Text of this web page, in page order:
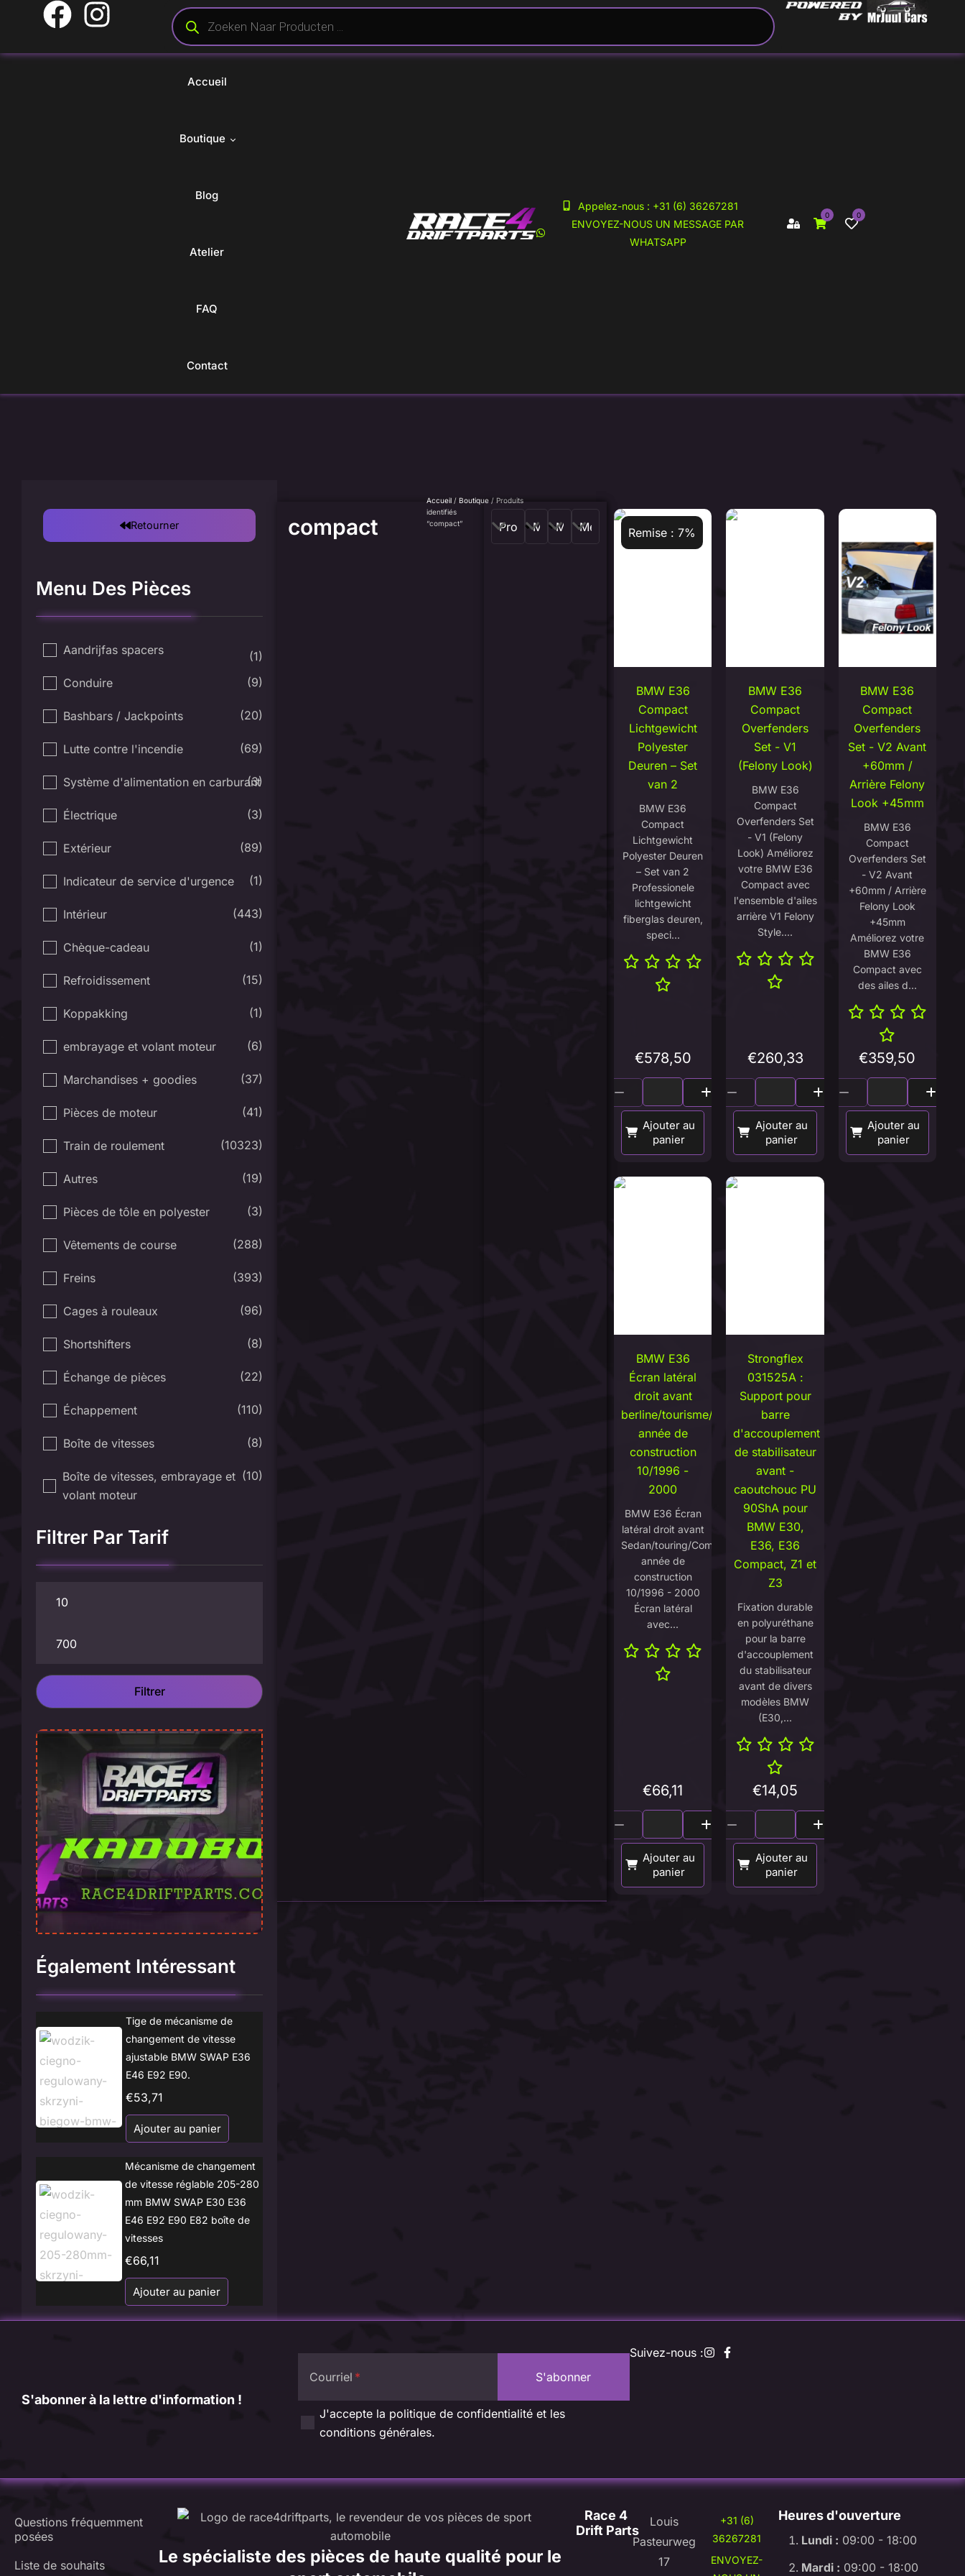
Accueil
Boutique
Vêtements De Course
et goodies
Chèque-cadeau
A partir de 25 euros
Blog
Atelier
FAQ
Contact
Appelez-nous : +31 (6) 36267281
ENVOYEZ-NOUS UN MESSAGE PAR
WHATSAPP
0 0
Retourner
Menu Des Pièces
Aandrijfas spacers
(1)
Conduire
(9)
Bashbars / Jackpoints (20)
Lutte contre l'incendie (69)
Système d'alimentation en carburant
(3)
Électrique (3)
Extérieur (89)
Indicateur de service d'urgence (1)
Intérieur (443)
Chèque-cadeau (1)
Refroidissement (15)
Koppakking (1)
embrayage et volant moteur (6)
Marchandises + goodies (37)
Pièces de moteur (41)
Train de roulement (10323)
Autres (19)
Pièces de tôle en polyester (3)
Vêtements de course (288)
Freins (393)
Cages à rouleaux (96)
Shortshifters (8)
Échange de pièces (22)
Échappement (110)
Boîte de vitesses (8)
Boîte de vitesses, embrayage et
volant moteur
(10)
Filtrer Par Tarif
Filtrer
Également Intéressant
Tige de mécanisme de
changement de vitesse
ajustable BMW SWAP E36
E46 E92 E90.
€53,71
Ajouter au panier
Mécanisme de changement
de vitesse réglable 205-280
mm BMW SWAP E30 E36
E46 E92 E90 E82 boîte de
vitesses
€66,11
Ajouter au panier
compact
Accueil /Boutique / Produits
identifiés
“compact”
Remise : 7%
BMW E36
Compact
Lichtgewicht
Polyester
Deuren – Set
van 2
BMW E36
Compact
Lichtgewicht
Polyester Deuren
– Set van 2
Professionele
lichtgewicht
fiberglas deuren,
speci...
€578,50
Ajouter au
panier
BMW E36
Compact
Overfenders
Set - V1
(Felony Look)
BMW E36
Compact
Overfenders Set
- V1 (Felony
Look) Améliorez
votre BMW E36
Compact avec
l'ensemble d'ailes
arrière V1 Felony
Style....
€260,33
Ajouter au
panier
BMW E36
Compact
Overfenders
Set - V2 Avant
+60mm /
Arrière Felony
Look +45mm
BMW E36
Compact
Overfenders Set
- V2 Avant
+60mm / Arrière
Felony Look
+45mm
Améliorez votre
BMW E36
Compact avec
des ailes d...
€359,50
Ajouter au
panier
BMW E36
Écran latéral
droit avant
berline/tourisme/compacte
année de
construction
10/1996 -
2000
BMW E36 Écran
latéral droit avant
Sedan/touring/Compact
année de
construction
10/1996 - 2000
Écran latéral
avec...
€66,11
Ajouter au
panier
Strongflex
031525A :
Support pour
barre
d'accouplement
de stabilisateur
avant -
caoutchouc PU
90ShA pour
BMW E30,
E36, E36
Compact, Z1 et
Z3
Fixation durable
en polyuréthane
pour la barre
d'accouplement
du stabilisateur
avant de divers
modèles BMW
(E30,...
€14,05
Ajouter au
panier
S'abonner à la lettre d'information !
Courriel
J'accepte la politique de confidentialité et les
conditions générales.
Suivez-nous :
Questions fréquemment
posées
Liste de souhaits
Le spécialiste des pièces de haute qualité pour le
Race 4
Drift Parts
Louis
Pasteurweg
17
+31 (6)
36267281
ENVOYEZ-
Heures d'ouverture
Lundi : 09:00 - 18:00
Mardi : 09:00 - 18:00